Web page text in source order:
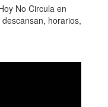
No Circula en
horarios,